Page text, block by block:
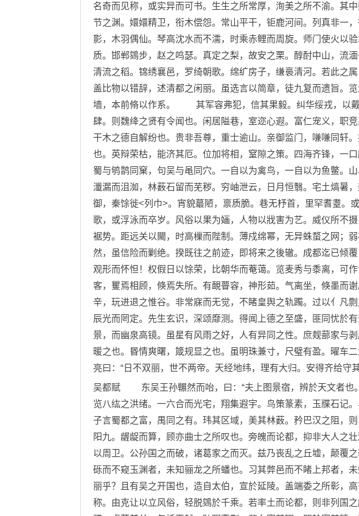
名奇而见称，或实异而可书。生生之所常厚，洵美之所不渝。其
节之渊。嬛嬛精卫，衔木偿怨。常山平干，钜鹿河间。列真非一
影，木羽偶仙。琴高沈水而不濡，时乘赤鲤而周旋。师门使火以
质。邯郸鵕步，赵之鸣瑟。真定之梨，故安之栗。醇酎中山，流
清流之稻。锦绣襄邑，罗绮朝歌。绵纩房子，缣裛清河。若此之
盖比物以错辞，述清都之闲丽。虽选言以简章，徒九复而遗旨。
墙，本前脩以作系。 其军容弗犯，信其果毅。纠华绥戎，以戴
肆。则魏绛之贤有令闻也。闲居隘巷，室迩心遐。富仁宠义，职
干木之德自解纷也。贵非吾尊，重士逾山。亲御监门，嗛嗛同轩
也。英辩荣枯，能济其厄。位加将相，窒隙之策。四海齐锋，
蜀与鸲鹊同窠，句吴与黾同穴。一自以为禽鸟，一自以为鱼鳖。
瀸漏而沮洳，林薮石留而芜秽。穷岫泄云，日月恒翳。宅土熇暑
御，秦馀徙<列巾>。宵貌蕞陋，禀质脆。巷无杼首，里罕耆耋。
歌，或浮泳而卒岁。风俗以果为婳，人物以戕害为艺。威仪所不
裾势。距远关以闚，时高樔而陛制。薄戍绵幂，无异蛛蝥之网
然，虽信险而剿绝。揆既往之前迹，即将来之後辙。成都迄已倾
观形而怀怛！权假日以馀荣，比朝华而菴蔼。览麦秀与黍离，
客，矍焉相顾，倏焉失所。有靦瞢容，神形茹。气离坐，倏墨而
辛，玩进退之惟谷。非常寐而无觉，不睹皇舆之轨躅。过以亻凡
辰光而罔定。先生玄识，深颂靡测。得闻上德之至盛，匪同忧於
景，而幽泉高镜。虽星有风雨之好，人有异同之性。庶觌蔀家与
暖之也。昬情爽曙，箴规显之也。虽明珠兼寸，尺璧有盈。曜车
亮曰：“日不双丽，世不两帝。天经地纬，理有大归。安得齐给守
吴都赋 东吴王孙冁然而咍，曰：“夫上图景宿，辨於天文者也
览八纮之洪绪。一六合而光宅，翔集遐宇。鸟策篆素，玉牒石记
子言蜀都之富，禺同之有。玮其区域，美其林薮。矜巴汉之阻，
阳九。龌龊而算，顾亦曲士之所叹也。旁魄而论都，抑非大人之
以周卫。公孙国之而破，诸葛家之而灭。兹乃丧乱之丘墟，颠覆
砾而不窥玉渊者，未知骊龙之所蟠也。习其弊邑而不睹上邦者
丽乎？且有吴之开国也，造自太伯，宣於延陵。盖端委之所彰，
称。由克让以立风俗，轻脱鵕於千乘。若率土而论都，则非列国